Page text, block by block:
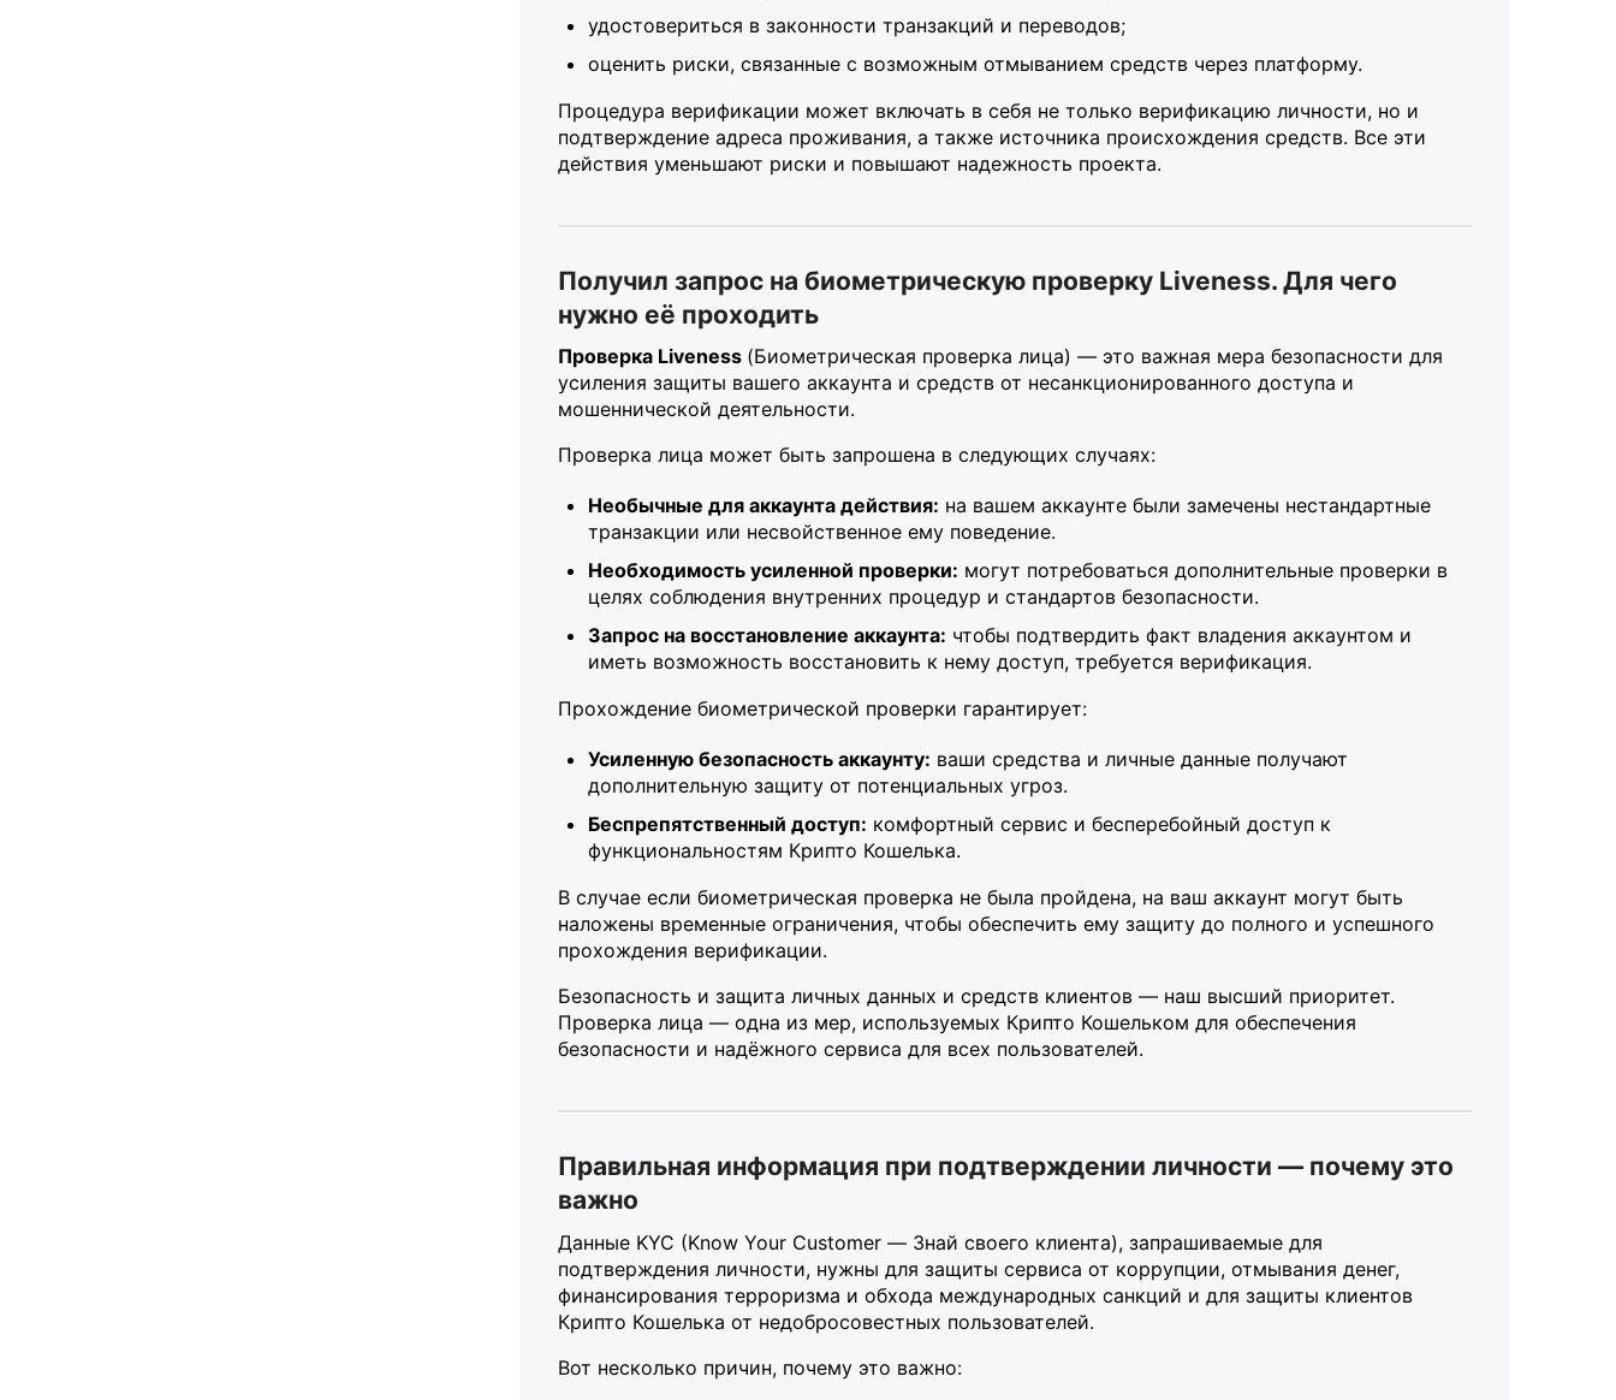
удостовериться в законности транзакций и переводов;
оценить риски, связанные с возможным отмыванием средств через платформу.
Процедура верификации может включать в себя не только верификацию личности, но и
подтверждение адреса проживания, а также источника происхождения средств. Все эти
действия уменьшают риски и повышают надежность проекта.
Получил запрос на биометрическую проверку Liveness. Для чего
нужно её проходить
Проверка Liveness (Биометрическая проверка лица) — это важная мера безопасности для
усиления защиты вашего аккаунта и средств от несанкционированного доступа и
мошеннической деятельности.
Проверка лица может быть запрошена в следующих случаях:
Необычные для аккаунта действия: на вашем аккаунте были замечены нестандартные
транзакции или несвойственное ему поведение.
Необходимость усиленной проверки: могут потребоваться дополнительные проверки в
целях соблюдения внутренних процедур и стандартов безопасности.
Запрос на восстановление аккаунта: чтобы подтвердить факт владения аккаунтом и
иметь возможность восстановить к нему доступ, требуется верификация.
Прохождение биометрической проверки гарантирует:
Усиленную безопасность аккаунту: ваши средства и личные данные получают
дополнительную защиту от потенциальных угроз.
Беспрепятственный доступ: комфортный сервис и бесперебойный доступ к
функциональностям Крипто Кошелька.
В случае если биометрическая проверка не была пройдена, на ваш аккаунт могут быть
наложены временные ограничения, чтобы обеспечить ему защиту до полного и успешного
прохождения верификации.
Безопасность и защита личных данных и средств клиентов — наш высший приоритет.
Проверка лица — одна из мер, используемых Крипто Кошельком для обеспечения
безопасности и надёжного сервиса для всех пользователей.
Правильная информация при подтверждении личности — почему это
важно
Данные KYC (Know Your Customer — Знай своего клиента), запрашиваемые для
подтверждения личности, нужны для защиты сервиса от коррупции, отмывания денег,
финансирования терроризма и обхода международных санкций и для защиты клиентов
Крипто Кошелька от недобросовестных пользователей.
Вот несколько причин, почему это важно: